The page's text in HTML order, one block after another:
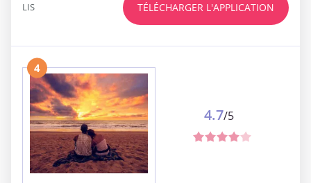
TÉLÉCHARGER L'APPLICATION
LIS
4
4.7/5